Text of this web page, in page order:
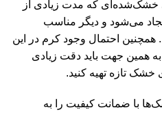
خشک‌شده‌ای که مدت زیادی از
می‌شود و دیگر مناسب
همچنین احتمال وجود کرم در این
همین جهت باید دقت زیادی
خشک تازه تهیه کنید.
با ضمانت کیفیت را به